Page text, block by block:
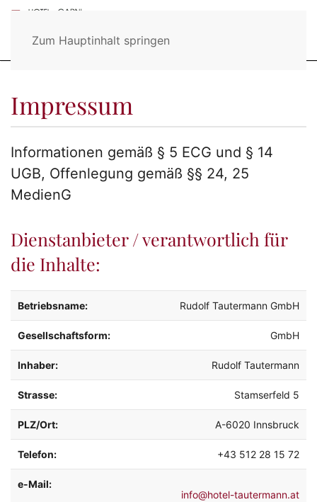
Zum Hauptinhalt springen
Impressum
Informationen gemäß § 5 ECG und § 14
UGB, Offenlegung gemäß §§ 24, 25
MedienG
Dienstanbieter / verantwortlich für
die Inhalte:
Betriebsname: Rudolf Tautermann GmbH
Gesellschaftsform: GmbH
Inhaber: Rudolf Tautermann
Strasse: Stamserfeld 5
PLZ/Ort: A-6020 Innsbruck
Telefon: +43 512 28 15 72
e-Mail:
info@hotel-tautermann.at